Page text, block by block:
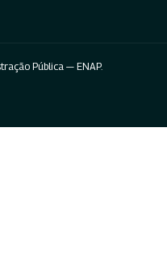
Pública — ENAP.